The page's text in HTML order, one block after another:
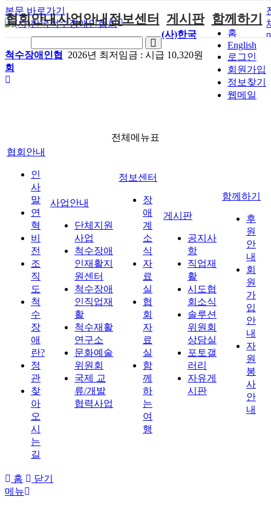
본문 바로가기
홈
English
로그인
회원가입
정보찾기
웹메일
2026년 최저임금 : 시급 10,320원
(사)한국
척수장애인협
회
협회안내
인사말
찾아오시는길
사업안내
단체지원사업
정보센터
장애계소식
게시판
공지사항
함께하기
후원안내
회원가입안내
자원봉사안내
전체메뉴표
협회안내
인
사
말
연
혁
비
전
조
직
도
척
수
장
애
란?
정
관
찾
아
오
시
는
길
사업안내
단체지원
사업
척수장애
인재활지
원센터
척수장애
인직업재
활
척수재활
연구소
문화예술
위원회
국제 교
류/개발
협력사업
정보센터
장
애
계
소
식
자
료
실
협
회
자
료
실
함
께
하
는
여
행
게시판
공지사
항
직업재
활
시도협
회소식
솔루션
위원회
상담실
포토갤
러리
자유게
시판
함께하기
후
원
안
내
회
원
가
입
안
내
자
원
봉
사
안
내
홈
닫기
메뉴